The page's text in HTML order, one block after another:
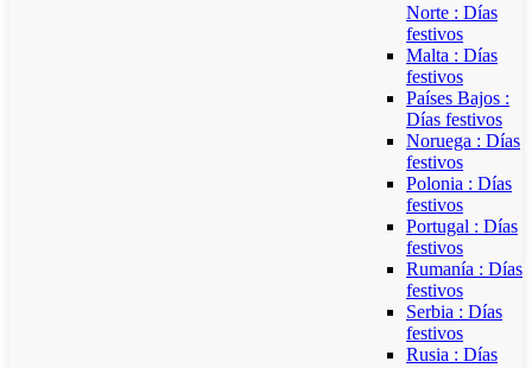
Norte : Días
festivos
Malta : Días
festivos
Países Bajos :
Días festivos
Noruega : Días
festivos
Polonia : Días
festivos
Portugal : Días
festivos
Rumanía : Días
festivos
Serbia : Días
festivos
Rusia : Días